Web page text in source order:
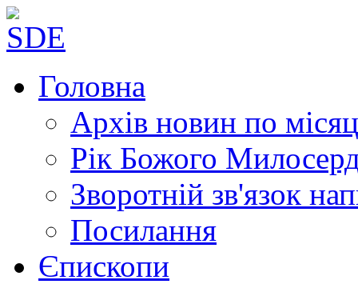
Головна
Архів новин по
Рік Божого
Зворотній зв'язок
Посилання
Єпископи